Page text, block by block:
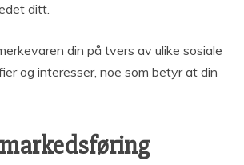
ditt.
din på tvers av ulike sosiale
og interesser, noe som betyr at din